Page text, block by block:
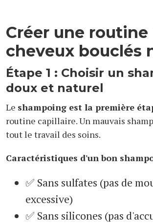
Créer une routine
cheveux bouclés
Étape 1 : Choisir un
doux et naturel
Le shampoing est la première
routine capillaire. Un mauvais
tout le travail des soins.
Caractéristiques d'un bon
✅ Sans sulfates (pas de
excessive)
✅ Sans silicones (pas